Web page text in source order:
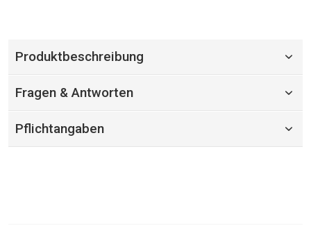
Produktbeschreibung
Fragen & Antworten
Pflichtangaben